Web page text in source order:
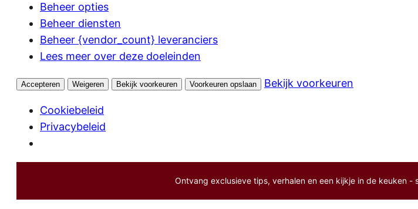
Beheer opties
Beheer diensten
Beheer {vendor_count} leveranciers
Lees meer over deze doeleinden
Accepteren Weigeren Bekijk voorkeuren Voorkeuren opslaan Bekijk voorkeuren
Cookiebeleid
Privacybeleid
Ontvang exclusieve tips, verhalen en een kijkje in de keuken -